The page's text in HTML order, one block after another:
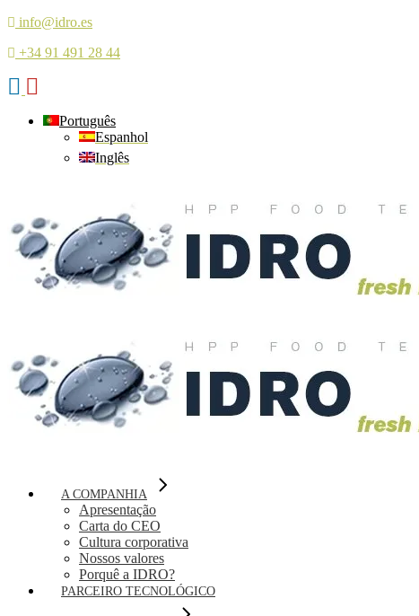
info@idro.es
+34 91 491 28 44
Português
Espanhol
Inglês
A COMPANHIA
Apresentação
Carta do CEO
Cultura corporativa
Nossos valores
Porquê a IDRO?
PARCEIRO TECNOLÓGICO